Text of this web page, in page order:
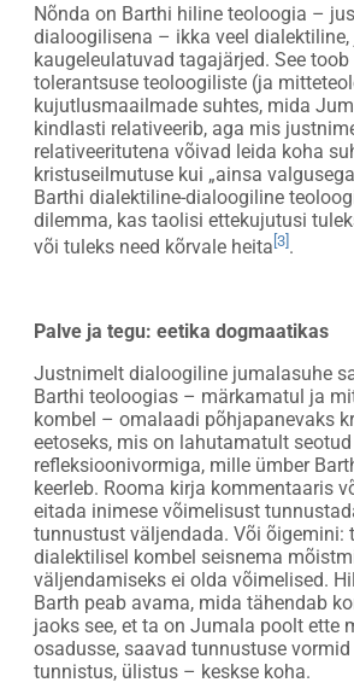
Nõnda on Barthi hiline teoloogia –
dialoogilisena – ikka veel dialektiline,
kaugeleulatuvad tagajärjed. See
tolerantsuse teoloogiliste (ja
kujutlusmaailmade suhtes, mida
kindlasti relativeerib, aga mis
relativeeritutena võivad leida koha
kristuseilmutuse kui „ainsa
Barthi dialektiline-dialoogiline
dilemma, kas taolisi ettekujutusi
või tuleks need kõrvale heita [3].
Palve ja tegu: eetika dogmaatikas
Justnimelt dialoogiline jumalasuhe
Barthi teoloogias – märkamatul ja
kombel – omalaadi põhjapanevaks
eetoseks, mis on lahutamatult
refleksioonivormiga, mille ümber
keerleb. Rooma kirja kommentaaris
eitada inimese võimelisust
tunnustust väljendada. Või õigemini:
dialektilisel kombel seisnema
väljendamiseks ei olda võimelised.
Barth peab avama, mida tähendab
jaoks see, et ta on Jumala poolt ette
osadusse, saavad tunnustuse
tunnistus, ülistus – keskse koha.